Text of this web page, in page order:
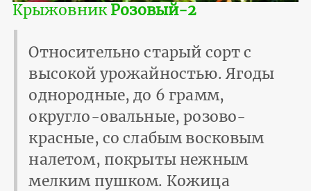
КрыжовникРозовый-2
Относительно старый сорт с
высокой урожайностью. Ягоды
однородные, до 6 грамм,
округло-овальные, розово-
красные, со слабым восковым
налетом, покрыты нежным
мелким пушком. Кожица